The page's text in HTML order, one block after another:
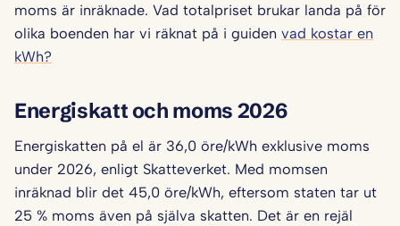
moms är inräknade. Vad totalpriset brukar landa på för
olika boenden har vi räknat på i guiden vad kostar en
kWh?
Energiskatt och moms 2026
Energiskatten på el är 36,0 öre/kWh exklusive moms
under 2026, enligt Skatteverket. Med momsen
inräknad blir det 45,0 öre/kWh, eftersom staten tar ut
25 % moms även på själva skatten. Det är en rejäl